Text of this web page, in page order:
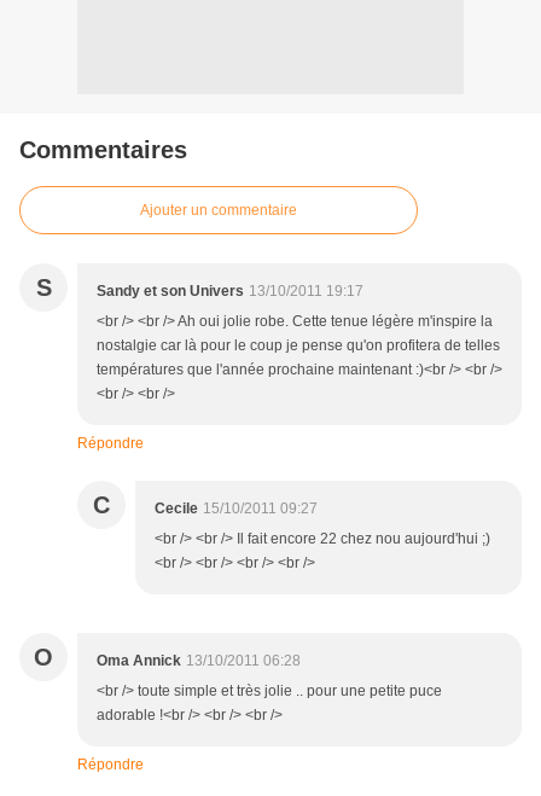
Commentaires
Ajouter un commentaire
S Sandy et son Univers 13/10/2011 19:17
<br /> <br /> Ah oui jolie robe. Cette tenue légère m'inspire la
nostalgie car là pour le coup je pense qu'on profitera de telles
températures que l'année prochaine maintenant :)<br /> <br />
<br /> <br />
Répondre
C Cecile 15/10/2011 09:27
<br /> <br /> Il fait encore 22 chez nou aujourd'hui ;)
<br /> <br /> <br /> <br />
O Oma Annick 13/10/2011 06:28
<br /> toute simple et très jolie .. pour une petite puce
adorable !<br /> <br /> <br />
Répondre